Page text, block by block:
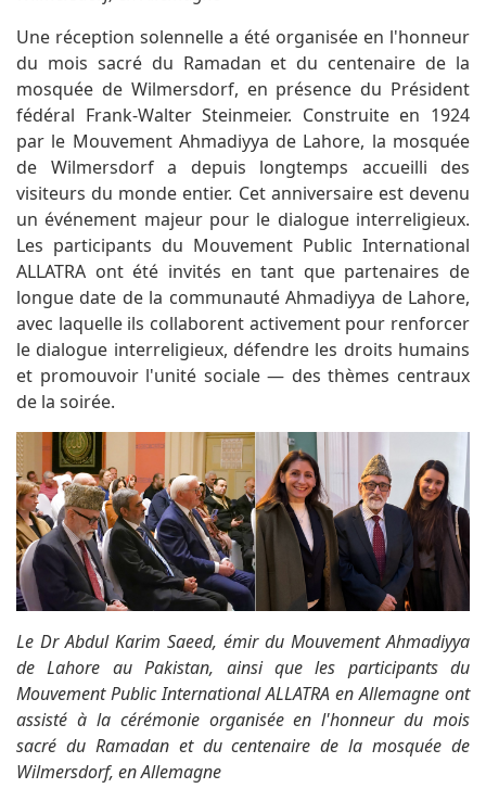
Une réception solennelle a été organisée en l'honneur
du mois sacré du Ramadan et du centenaire de la
mosquée de Wilmersdorf, en présence du Président
fédéral Frank-Walter Steinmeier. Construite en 1924
par le Mouvement Ahmadiyya de Lahore, la mosquée
de Wilmersdorf a depuis longtemps accueilli des
visiteurs du monde entier. Cet anniversaire est devenu
un événement majeur pour le dialogue interreligieux.
Les participants du Mouvement Public International
ALLATRA ont été invités en tant que partenaires de
longue date de la communauté Ahmadiyya de Lahore,
avec laquelle ils collaborent activement pour renforcer
le dialogue interreligieux, défendre les droits humains
et promouvoir l'unité sociale — des thèmes centraux
de la soirée.
Le Dr Abdul Karim Saeed, émir du Mouvement Ahmadiyya
de Lahore au Pakistan, ainsi que les participants du
Mouvement Public International ALLATRA en Allemagne ont
assisté à la cérémonie organisée en l'honneur du mois
sacré du Ramadan et du centenaire de la mosquée de
Wilmersdorf, en Allemagne